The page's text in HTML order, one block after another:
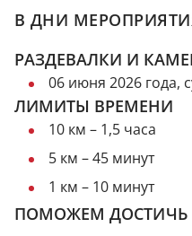
В ДНИ
РАЗДЕВАЛКИ И
06 июня 2026 года,
ЛИМИТЫ ВРЕМЕНИ
10 км – 1,5 часа
5 км – 45 минут
1 км – 10 минут
ПОМОЖЕМ ДОСТИЧЬ